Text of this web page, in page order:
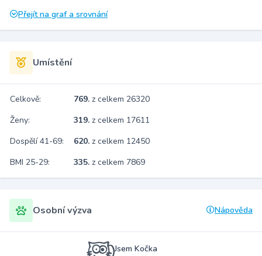
Přejít na graf a srovnání
Umístění
Celkově: 769. z celkem 26320
Ženy:
319. z celkem 17611
Dospělí 41-69:
620. z celkem 12450
BMI 25-29:
335. z celkem 7869
Osobní výzva Nápověda
Jsem Kočka